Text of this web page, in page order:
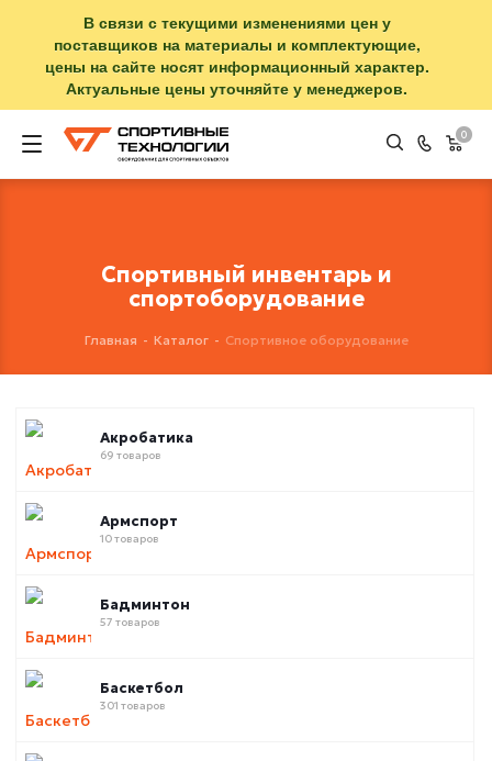
В связи с текущими изменениями цен у
поставщиков на материалы и комплектующие,
цены на сайте носят информационный характер.
Актуальные цены уточняйте у менеджеров.
0
Спортивный инвентарь и
спортоборудование
Главная - Каталог - Спортивное оборудование
Акробатика
69 товаров
Армспорт
10 товаров
Бадминтон
57 товаров
Баскетбол
301 товаров